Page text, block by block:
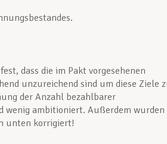
dass die im Pakt vorgesehenen
unzureichend sind um diese Ziele
der Anzahl bezahlbarer
wenig ambitioniert. Außerdem wurden
unten korrigiert!